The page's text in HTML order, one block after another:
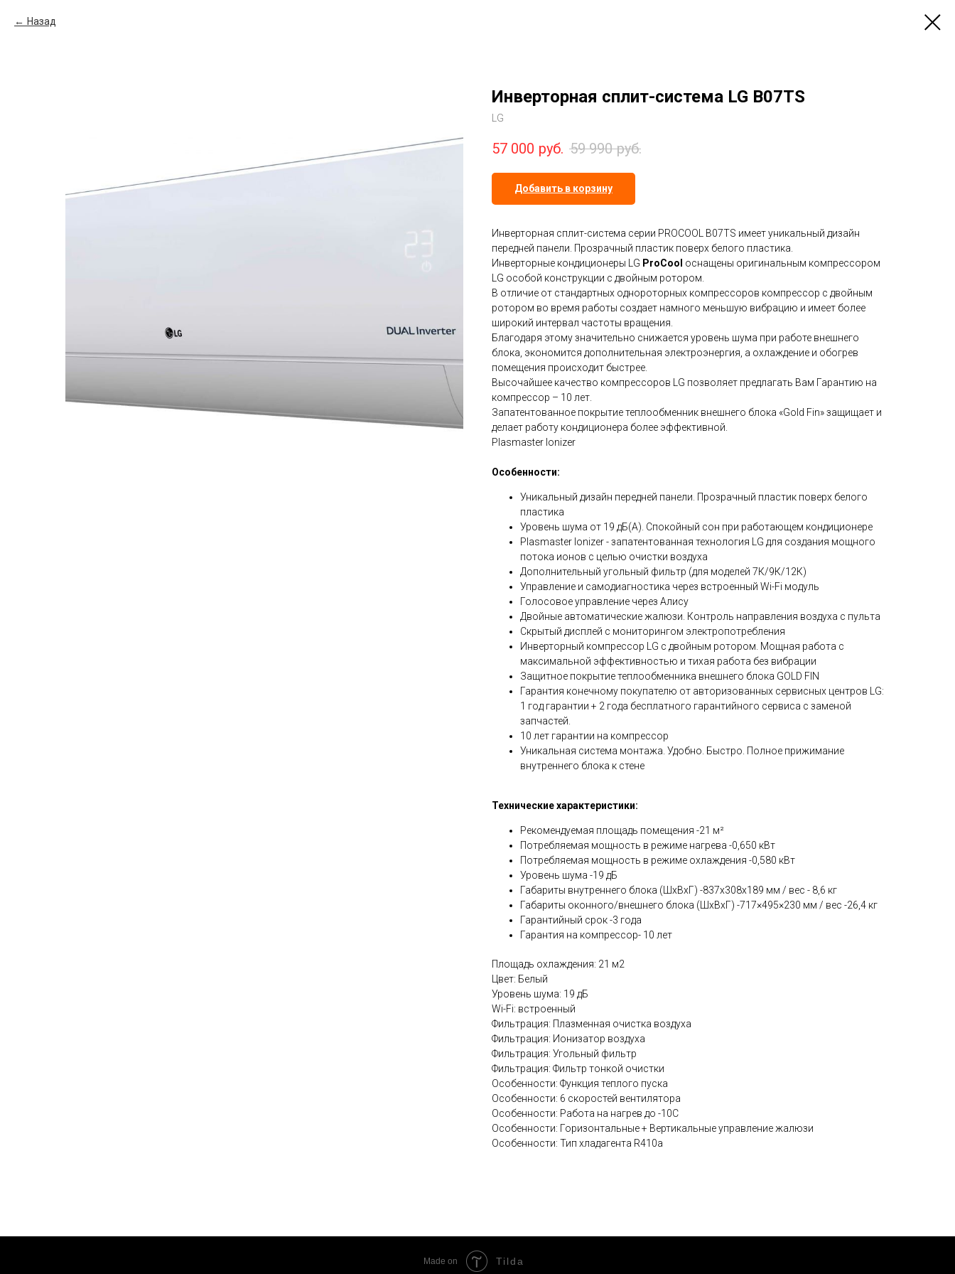
Назад
Инверторная сплит-система LG B07TS
LG
57 000 руб. 59 990 руб.
Добавить в корзину
Инверторная сплит-система серии PROCOOL B07TS имеет уникальный дизайн
передней панели. Прозрачный пластик поверх белого пластика.
Инверторные кондиционеры LG ProCool оснащены оригинальным компрессором
LG особой конструкции с двойным ротором.
В отличие от стандартных однороторных компрессоров компрессор с двойным
ротором во время работы создает намного меньшую вибрацию и имеет более
широкий интервал частоты вращения.
Благодаря этому значительно снижается уровень шума при работе внешнего
блока, экономится дополнительная электроэнергия, а охлаждение и обогрев
помещения происходит быстрее.
Высочайшее качество компрессоров LG позволяет предлагать Вам Гарантию на
компрессор – 10 лет.
Запатентованное покрытие теплообменник внешнего блока «Gold Fin» защищает и
делает работу кондиционера более эффективной.
Plasmaster Ionizer
Особенности:
Уникальный дизайн передней панели. Прозрачный пластик поверх белого
пластика
Уровень шума от 19 дБ(А). Спокойный сон при работающем кондиционере
Plasmaster Ionizer - запатентованная технология LG для создания мощного
потока ионов с целью очистки воздуха
Дополнительный угольный фильтр (для моделей 7К/9К/12К)
Управление и самодиагностика через встроенный Wi-Fi модуль
Голосовое управление через Алису
Двойные автоматические жалюзи. Контроль направления воздуха с пульта
Скрытый дисплей с мониторингом электропотребления
Инверторный компрессор LG с двойным ротором. Мощная работа с
максимальной эффективностью и тихая работа без вибрации
Защитное покрытие теплообменника внешнего блока GOLD FIN
Гарантия конечному покупателю от авторизованных сервисных центров LG:
1 год гарантии + 2 года бесплатного гарантийного сервиса с заменой
запчастей.
10 лет гарантии на компрессор
Уникальная система монтажа. Удобно. Быстро. Полное прижимание
внутреннего блока к стене
Технические характеристики:
Рекомендуемая площадь помещения -21 м²
Потребляемая мощность в режиме нагрева -0,650 кВт
Потребляемая мощность в режиме охлаждения -0,580 кВт
Уровень шума -19 дБ
Габариты внутреннего блока (ШхВхГ) -837х308х189 мм / вес - 8,6 кг
Габариты оконного/внешнего блока (ШхВхГ) -717×495×230 мм / вес -26,4 кг
Гарантийный срок -3 года
Гарантия на компрессор- 10 лет
Площадь охлаждения: 21 м2
Цвет: Белый
Уровень шума: 19 дБ
Wi-Fi: встроенный
Фильтрация: Плазменная очистка воздуха
Фильтрация: Ионизатор воздуха
Фильтрация: Угольный фильтр
Фильтрация: Фильтр тонкой очистки
Особенности: Функция теплого пуска
Особенности: 6 скоростей вентилятора
Особенности: Работа на нагрев до -10С
Особенности: Горизонтальные + Вертикальные управление жалюзи
Особенности: Тип хладагента R410a
Made on Tilda